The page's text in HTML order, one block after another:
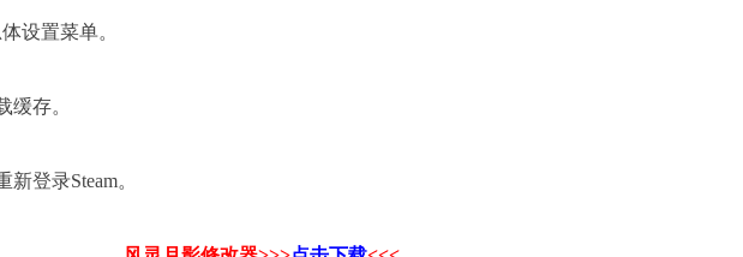
设置菜单。
缓存。
登录Steam。